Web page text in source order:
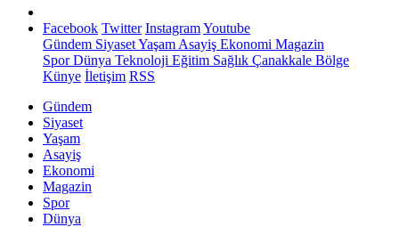
Facebook Twitter InstagramYoutube
Gündem SiyasetYaşam Asayiş Ekonomi Magazin
SporDünya Teknoloji Eğitim Sağlık Çanakkale Bölge
Künye İletişim RSS
Gündem
Siyaset
Yaşam
Asayiş
Ekonomi
Magazin
Spor
Dünya